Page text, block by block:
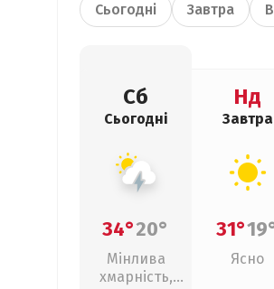
Сьогодні Завтра
Сб
Сьогодні
34°20°
Мінлива
хмарність,
Нд
Завтра
31°
Ясно